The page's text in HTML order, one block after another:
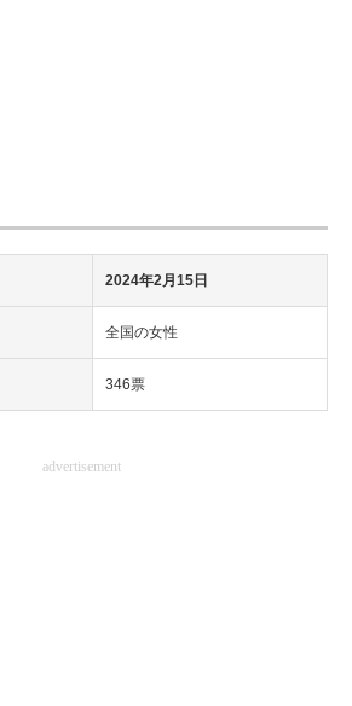
最前線
2024年2月15日
全国の女性
346票
advertisement